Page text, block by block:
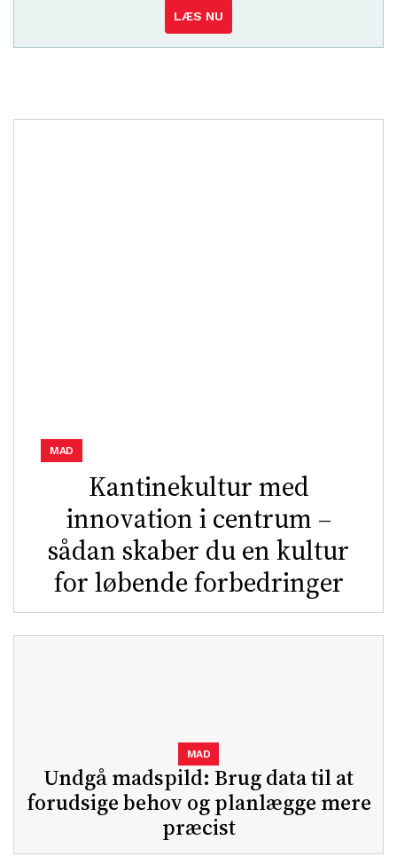
LÆS NU
Kantinekultur med
innovation i centrum –
sådan skaber du en kultur
for løbende forbedringer
MAD
Undgå madspild: Brug data til at
forudsige behov og planlægge mere
præcist
MAD